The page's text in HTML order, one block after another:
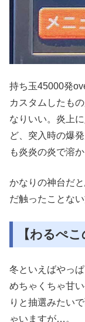
持ち玉45000発
カスタムしたも
なりいい。炎上
ど、突入時の爆
も炎炎の炎で溶
かなりの神台だ
だ触ったことな
【わるぺ
冬といえばやっ
めちゃくちゃ甘
りと抽選みたい
ゃいますが…。